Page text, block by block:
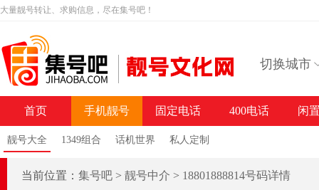
大量靓号转让、求购信息，尽在集号吧！
切换城市
首页 手机靓号
靓号大全 1349组合 话机世界 私人定制
固定电话 400电话 闲
当前位置： 集号吧 > 靓号中介 > 18801888814号码详情